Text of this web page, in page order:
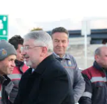
Denizli
Diyarbakır
Edirne
Elazığ